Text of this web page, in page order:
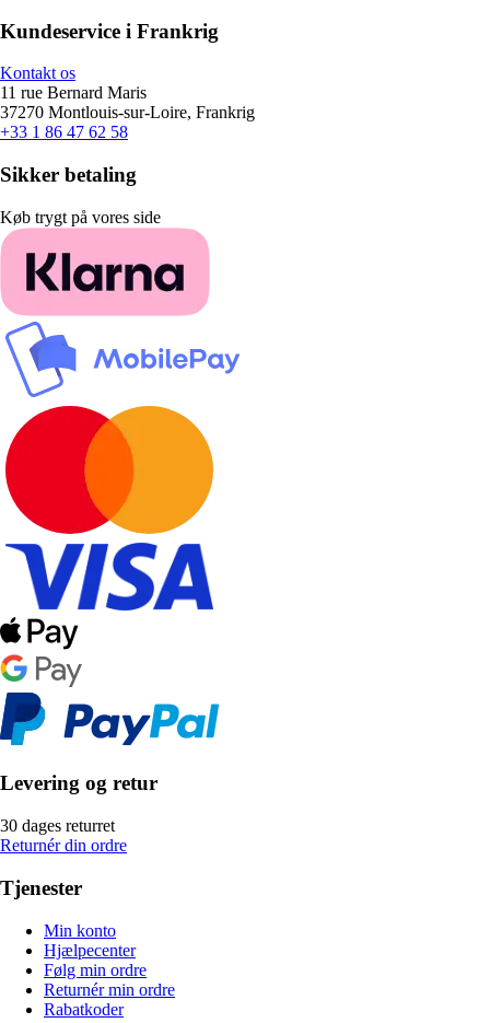
Kundeservice i Frankrig
Kontakt os
11 rue Bernard Maris
37270 Montlouis-sur-Loire, Frankrig
+33 1 86 47 62 58
Sikker betaling
Køb trygt på vores side
Levering og retur
30 dages returret
Returnér din ordre
Tjenester
Min konto
Hjælpecenter
Følg min ordre
Returnér min ordre
Rabatkoder